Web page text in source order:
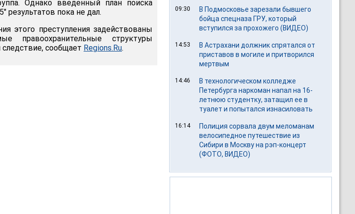
Однако введенный план поиска
результатов пока не дал.
этого преступления задействованы
правоохранительные структуры
следствие, сообщает Regions.Ru.
09:30
В Подмосковье зарезали бывшего
бойца спецназа ГРУ, который
вступился за прохожего (ВИДЕО)
14:53
В Астрахани должник спрятался от
приставов в могиле и притворился
мертвым
14:46
В технологическом колледже
Петербурга наркоман напал на 16-
летнюю студентку, затащил ее в
туалет и попытался изнасиловать
16:14
Полиция сорвала двум меломанам
велосипедное путешествие из
Сибири в Москву на рэп-концерт
(ФОТО, ВИДЕО)